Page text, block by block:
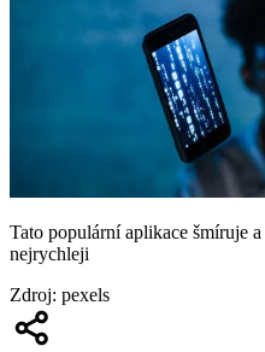
Tato populární aplikace šmíruje
nejrychleji
Zdroj: pexels